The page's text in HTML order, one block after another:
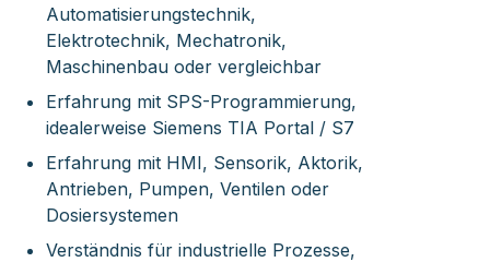
Automatisierungstechnik,
Elektrotechnik, Mechatronik,
Maschinenbau oder vergleichbar
Erfahrung mit SPS-Programmierung,
idealerweise Siemens TIA Portal / S7
Erfahrung mit HMI, Sensorik, Aktorik,
Antrieben, Pumpen, Ventilen oder
Dosiersystemen
Verständnis für industrielle Prozesse,